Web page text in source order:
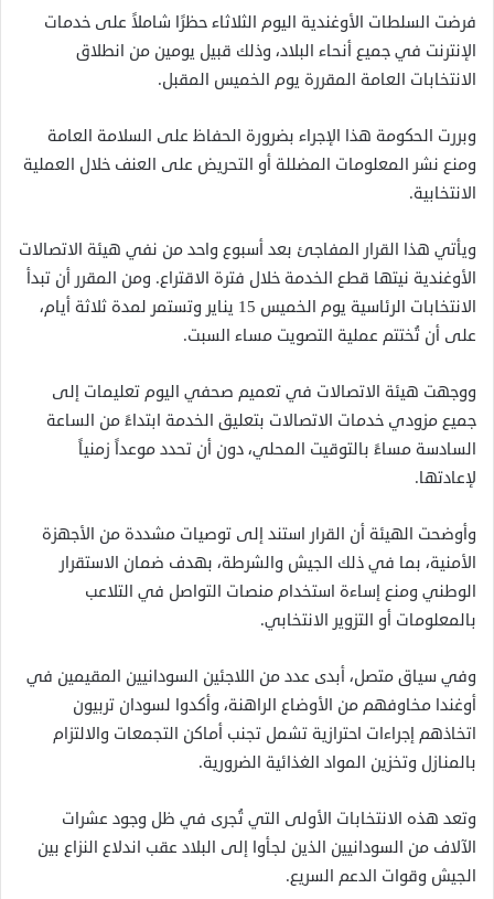
فرضت السلطات الأوغندية اليوم الثلاثاء حظرًا شاملاً على خدمات
الإنترنت في جميع أنحاء البلاد، وذلك قبيل يومين من انطلاق
الانتخابات العامة المقررة يوم الخميس المقبل.
وبررت الحكومة هذا الإجراء بضرورة الحفاظ على السلامة العامة
ومنع نشر المعلومات المضللة أو التحريض على العنف خلال العملية
الانتخابية.
ويأتي هذا القرار المفاجئ بعد أسبوع واحد من نفي هيئة الاتصالات
الأوغندية نيتها قطع الخدمة خلال فترة الاقتراع. ومن المقرر أن تبدأ
الانتخابات الرئاسية يوم الخميس 15 يناير وتستمر لمدة ثلاثة أيام،
على أن تُختتم عملية التصويت مساء السبت.
ووجهت هيئة الاتصالات في تعميم صحفي اليوم تعليمات إلى
جميع مزودي خدمات الاتصالات بتعليق الخدمة ابتداءً من الساعة
السادسة مساءً بالتوقيت المحلي، دون أن تحدد موعداً زمنياً
لإعادتها.
وأوضحت الهيئة أن القرار استند إلى توصيات مشددة من الأجهزة
الأمنية، بما في ذلك الجيش والشرطة، بهدف ضمان الاستقرار
الوطني ومنع إساءة استخدام منصات التواصل في التلاعب
بالمعلومات أو التزوير الانتخابي.
وفي سياق متصل، أبدى عدد من اللاجئين السودانيين المقيمين في
أوغندا مخاوفهم من الأوضاع الراهنة، وأكدوا لسودان تربيون
اتخاذهم إجراءات احترازية تشمل تجنب أماكن التجمعات والالتزام
بالمنازل وتخزين المواد الغذائية الضرورية.
وتعد هذه الانتخابات الأولى التي تُجرى في ظل وجود عشرات
الآلاف من السودانيين الذين لجأوا إلى البلاد عقب اندلاع النزاع بين
الجيش وقوات الدعم السريع.